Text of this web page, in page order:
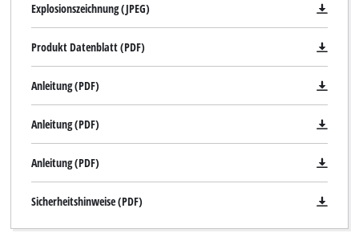
to the list of technologies used.
Powered by
Explosionszeichnung (JPEG)
Produkt Datenblatt (PDF)
Anleitung (PDF)
Anleitung (PDF)
Anleitung (PDF)
Sicherheitshinweise (PDF)